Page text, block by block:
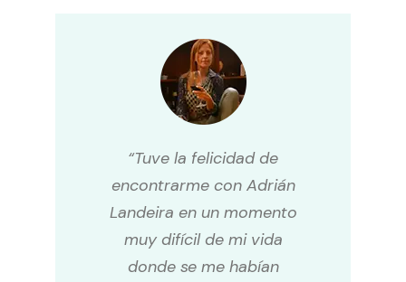
“Tuve la felicidad de
encontrarme con Adrián
Landeira en un momento
muy difícil de mi vida
donde se me habían